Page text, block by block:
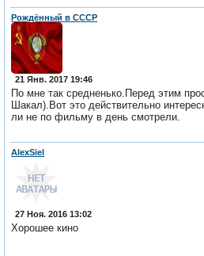
Рождённый в СССР
21 Янв. 2017 19:46
По мне так средненько.Перед этим
Шакал).Вот это действительно
ли не по фильму в день смотрели.
AlexSiel
27 Ноя. 2016 13:02
Хорошее кино